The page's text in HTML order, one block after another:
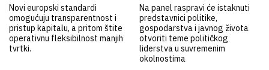
Novi europski standardi
omogućuju transparentnost i
pristup kapitalu, a pritom štite
operativnu fleksibilnost manjih
tvrtki.
Na panel raspravi će istaknuti
predstavnici politike,
gospodarstva i javnog života
otvoriti teme političkog
liderstva u suvremenim
okolnostima